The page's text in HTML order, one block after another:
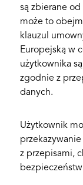
są zbierane
może to
klauzul
Europejską w
użytkownika
zgodnie z
danych.
Użytkownik
z przepisami,